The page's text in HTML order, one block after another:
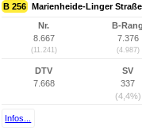
B 256 Marienheide-Linger
Nr.
8.667
(11.241)
B-Rang
7.376
(4.987)
DTV
7.668
SV
337
(4,4%)
Infos...